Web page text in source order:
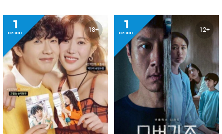
1
сезон 18+ 1
сезон 12+